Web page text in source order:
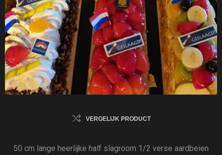
VERGELIJK PRODUCT
50 cm lange heerlijke half slagroom 1/2 verse aardbeien